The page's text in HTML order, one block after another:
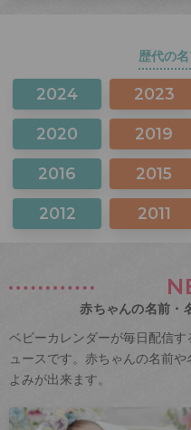
歴代の
2024 2023
2020 2019
2016 2015
2012 2011
赤ちゃんの名前・
ベビーカレンダーが毎日配信
ュースです。赤ちゃんの名前
よみが出来ます。